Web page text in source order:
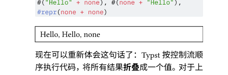
#( "Hello" + none ), #(none + "Hello" ),
#repr ( none + none )
Hello, Hello, none
现在可以重新体会这句话了 ：Typst按控制流顺
序执行代码， 将所有结果折叠成一个值。 对于上